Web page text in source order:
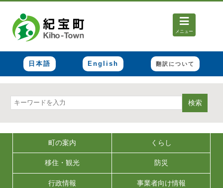
メニュー
日本語 English 翻訳について
検索
町の案内 くらし
移住・観光 防災
行政情報 事業者向け情報